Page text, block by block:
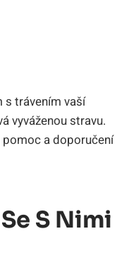
s trávením vaší
vyváženou stravu.
a doporučení
S Nimi